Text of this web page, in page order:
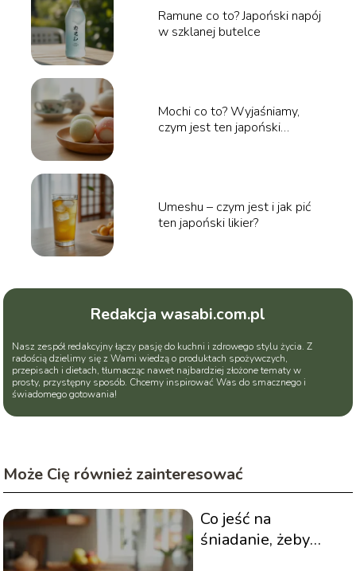
Ramune co to? Japoński napój
w szklanej butelce
Mochi co to? Wyjaśniamy,
czym jest ten japoński
Umeshu – czym jest i jak pić
ten japoński likier?
Redakcja wasabi.com.pl
Nasz zespół redakcyjny łączy pasję do kuchni i zdrowego stylu życia. Z
radością dzielimy się z Wami wiedzą o produktach spożywczych,
przepisach i dietach, tłumacząc nawet najbardziej złożone tematy w
prosty, przystępny sposób. Chcemy inspirować Was do smacznego i
świadomego gotowania!
Może Cię również zainteresować
Co jeść na
śniadanie, żeby